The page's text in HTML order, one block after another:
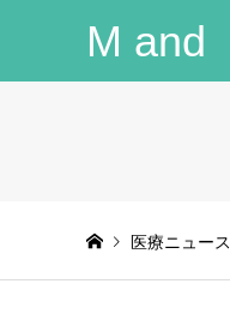
M and
医療ニュース